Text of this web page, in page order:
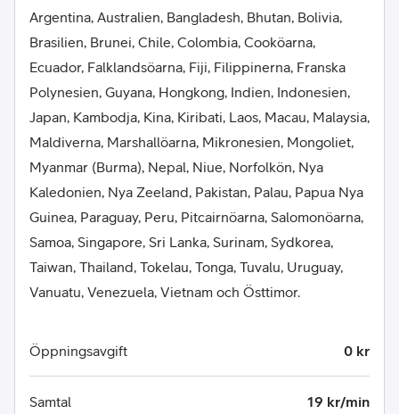
Argentina, Australien, Bangladesh, Bhutan, Bolivia,
Brasilien, Brunei, Chile, Colombia, Cooköarna,
Ecuador, Falklandsöarna, Fiji, Filippinerna, Franska
Polynesien, Guyana, Hongkong, Indien, Indonesien,
Japan, Kambodja, Kina, Kiribati, Laos, Macau, Malaysia,
Maldiverna, Marshallöarna, Mikronesien, Mongoliet,
Myanmar (Burma), Nepal, Niue, Norfolkön, Nya
Kaledonien, Nya Zeeland, Pakistan, Palau, Papua Nya
Guinea, Paraguay, Peru, Pitcairnöarna, Salomonöarna,
Samoa, Singapore, Sri Lanka, Surinam, Sydkorea,
Taiwan, Thailand, Tokelau, Tonga, Tuvalu, Uruguay,
Vanuatu, Venezuela, Vietnam och Östtimor.
Öppningsavgift 0 kr
Samtal 19 kr/min